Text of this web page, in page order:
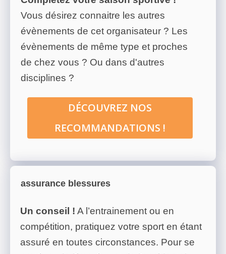
Vous désirez connaitre les autres
évènements de cet organisateur ? Les
évènements de même type et proches
de chez vous ? Ou dans d'autres
disciplines ?
DÉCOUVREZ NOS
RECOMMANDATIONS !
assurance blessures
Un conseil ! A l’entrainement ou en
compétition, pratiquez votre sport en étant
assuré en toutes circonstances. Pour se